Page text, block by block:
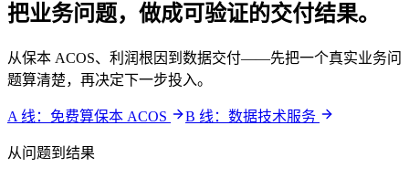
把业务问题，做成可验证的交付结果。
从保本 ACOS、利润根因到数据交付——先把一个真实业务问
题算清楚，再决定下一步投入。
A 线：免费算保本 ACOS B 线：数据技术服务
从问题到结果